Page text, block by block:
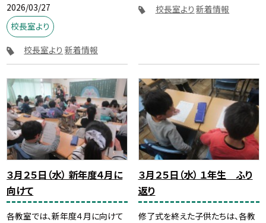
2026/03/27
校長室より
校長室より 新着情報
校長室より 新着情報
３月２５日（水） 新年度４月に
向けて
各教室では、新年度４月に向けて
３月２５日（水） １年生 ふり
返り
修了式を終えた子供たちは、各教